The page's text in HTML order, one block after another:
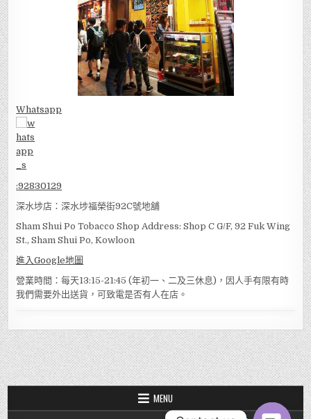
Whatsapp
:92830129
深水埗店：深水埗福榮街92C號地舖
Sham Shui Po Tobacco Shop Address: Shop C G/F, 92 Fuk Wing
St., Sham Shui Po, Kowloon
進入Google地圖
營業時間：每天13:15-21:45 (年初一、二及三休息)，因人手有限有時
我們需要外出送貨，可致電是否有人在店。
MENU